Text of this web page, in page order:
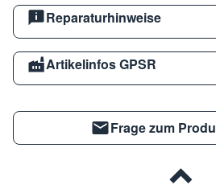
Reparaturhinweise
Artikelinfos GPSR
Frage zum